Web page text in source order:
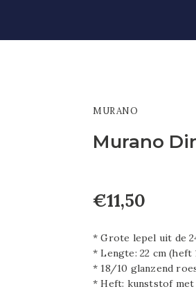
MURANO
Murano
€11,50
* Grote lepel uit de
* Lengte: 22 cm (heft
* 18/10 glanzend
* Heft: kunststof